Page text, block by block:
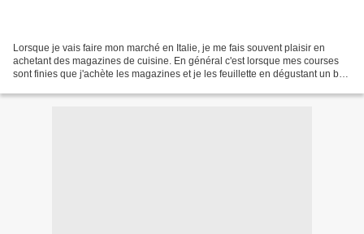
Lorsque je vais faire mon marché en Italie, je me fais souvent plaisir en
achetant des magazines de cuisine. En général c'est lorsque mes courses
sont finies que j'achète les magazines et je les feuillette en dégustant un bon